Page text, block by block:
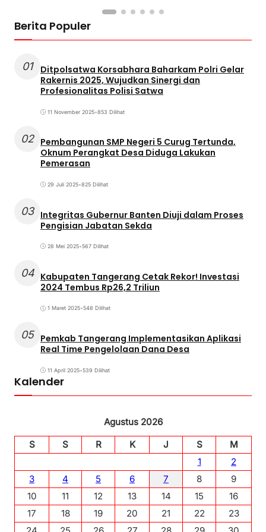
Berita Populer
01
Ditpolsatwa Korsabhara Baharkam Polri Gelar
Rakernis 2025, Wujudkan Sinergi dan
Profesionalitas Polisi Satwa
11 November 2025•853 Dilihat
02 Pembangunan SMP Negeri 5 Curug Tertunda,
Oknum Perangkat Desa Diduga Lakukan
Pemerasan
29 Juli 2025•825 Dilihat
03 Integritas Gubernur Banten Diuji dalam Proses
Pengisian Jabatan Sekda
28 Mei 2025•567 Dilihat
04 Kabupaten Tangerang Cetak Rekor! Investasi
2024 Tembus Rp26,2 Triliun
1 Maret 2025•548 Dilihat
05 Pemkab Tangerang Implementasikan Aplikasi
Real Time Pengelolaan Dana Desa
11 April 2025•539 Dilihat
Kalender
Agustus 2026
S
S R K J S
M
1
2
3
4 5 6 7 8
9
10
11 12 13 14 15
16
17
18 19 20 21 22
23